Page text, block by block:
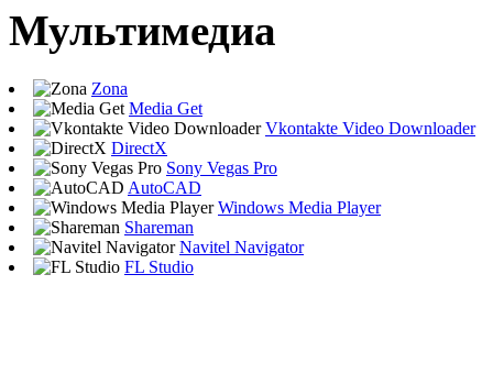
Мультимедиа
Zona
Media Get
Vkontakte Video Downloader
DirectX
Sony Vegas Pro
AutoCAD
Windows Media Player
Shareman
Navitel Navigator
FL Studio